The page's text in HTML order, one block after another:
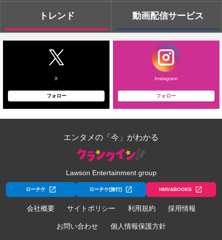
トレンド 動画配信サービス
X
フォロー
Instagram
フォロー
エンタメの「今」がわかる
Lawson Entertainment group
ローチケ ローチケ[旅行] HMV&BOOKS
会社概要 サイトポリシー 利用規約 採用情報
お問い合わせ 個人情報保護方針